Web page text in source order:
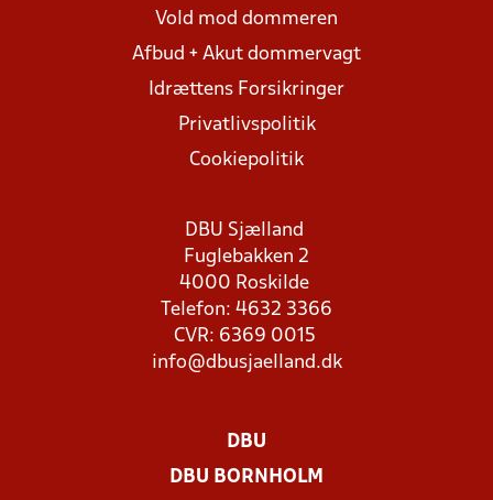
Vold mod dommeren
Afbud + Akut dommervagt
Idrættens Forsikringer
Privatlivspolitik
Cookiepolitik
DBU Sjælland
Fuglebakken 2
4000 Roskilde
Telefon: 4632 3366
CVR: 6369 0015
info@dbusjaelland.dk
DBU
DBU BORNHOLM